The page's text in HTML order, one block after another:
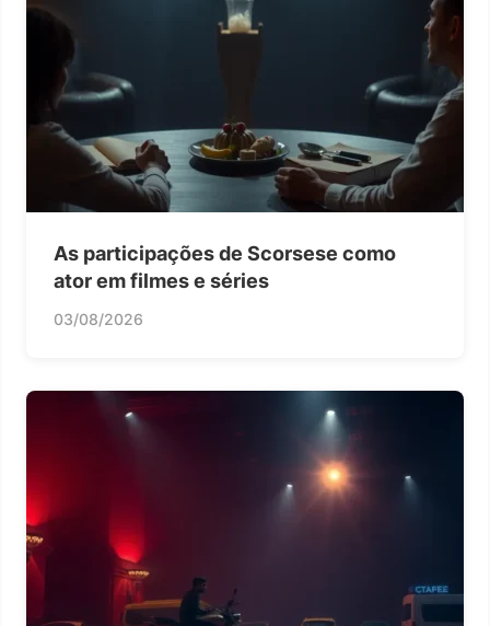
As participações de Scorsese como
ator em filmes e séries
03/08/2026